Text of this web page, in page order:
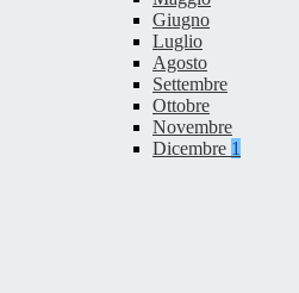
Giugno
Luglio
Agosto
Settembre
Ottobre
Novembre
Dicembre 1